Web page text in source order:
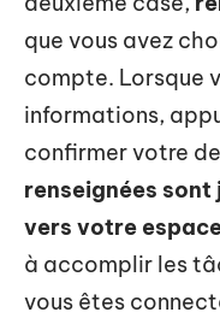
que vous avez
compte. Lorsque
informations,
confirmer votre
renseignées
vers votre
à accomplir les
vous êtes